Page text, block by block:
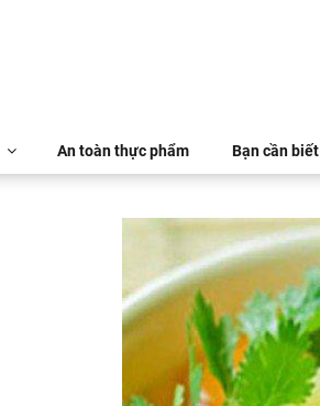
An toàn thực phẩm Bạn cần biết